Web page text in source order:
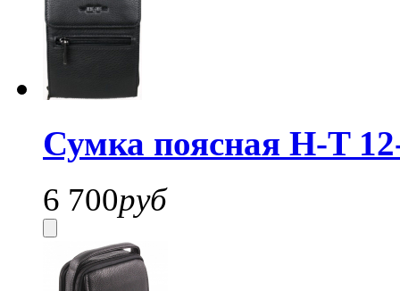
Сумка поясная H-T
6 700руб